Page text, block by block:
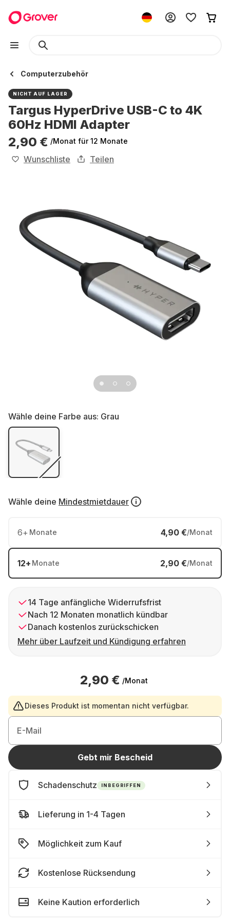
Computerzubehör
NICHT AUF LAGER
Targus HyperDrive USB-C to 4K
60Hz HDMI Adapter
2,90 € /Monat für 12 Monate
Wunschliste Teilen
Wähle deine Farbe aus: Grau
Wähle deine Mindestmietdauer
6+ Monate 4,90 €/Monat
12+ Monate 2,90 €/Monat
14 Tage anfängliche Widerrufsfrist
Nach 12 Monaten monatlich kündbar
Danach kostenlos zurückschicken
Mehr über Laufzeit und Kündigung erfahren
2,90 € /Monat
Dieses Produkt ist momentan nicht verfügbar.
E-Mail
Gebt mir Bescheid
Schadenschutz INBEGRIFFEN
Lieferung in 1-4 Tagen
Möglichkeit zum Kauf
Kostenlose Rücksendung
Keine Kaution erforderlich